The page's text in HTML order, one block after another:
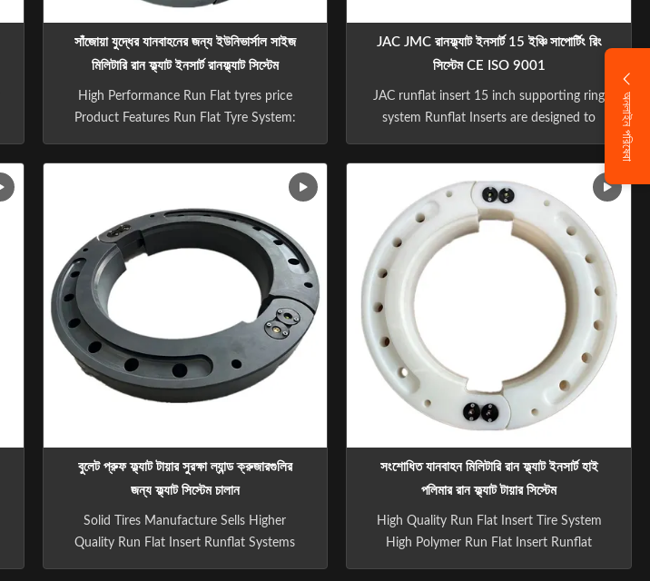
অনলাইন পরিষেবা
সাঁজোয়া যুদ্ধের যানবাহনের জন্য ইউনিভার্সাল সাইজ
মিলিটারি রান ফ্ল্যাট ইনসার্ট রানফ্ল্যাট সিস্টেম
High Performance Run Flat tyres price
Product Features Run Flat Tyre System:
16 17 INCH 18INCH 19INCH 20 INCH
Black/White Size: Universal Size And
Custom Size Compatibility: Passenger
Car/Commercial Vehicle/ Vehicle /SUV/
JAC JMC রানফ্ল্যাট ইনসার্ট 15 ইঞ্চি সাপোর্টিং রিং
সিস্টেম CE ISO 9001
JAC runflat insert 15 inch supporting ring
system Runflat Inserts are designed to
Flat Tyre System. High quality Run Flat
Tyre System Inserts are made of polymer
engineering grade synthetic materials and
are available in black color. In order to
বুলেট প্রুফ ফ্ল্যাট টায়ার সুরক্ষা ল্যান্ড ক্রুজারগুলির
জন্য ফ্ল্যাট সিস্টেম চালান
Solid Tires Manufacture Sells Higher
Quality Run Flat Insert Runflat Systems
সংশোধিত যানবাহন মিলিটারি রান ফ্ল্যাট ইনসার্ট হাই
পলিমার রান ফ্ল্যাট টায়ার সিস্টেম
High Quality Run Flat Insert Tire System
High Polymer Run Flat Insert Runflat